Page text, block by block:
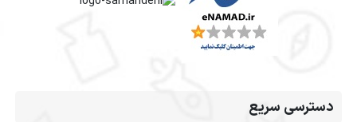
دسترسی سریع